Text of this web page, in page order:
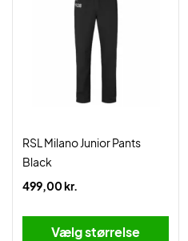
RSL Milano Junior Pants
Black
499,00 kr.
Vælg størrelse